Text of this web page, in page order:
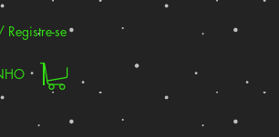
Registre-se